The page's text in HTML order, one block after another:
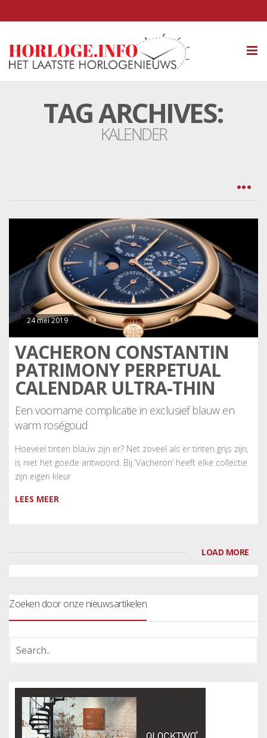
TAG ARCHIVES:
KALENDER
24 mei 2019
VACHERON CONSTANTIN
PATRIMONY PERPETUAL
CALENDAR ULTRA-THIN
Een voorname complicatie in exclusief blauw en
warm roségoud
Hoeveel tinten blauw zijn er? Net zoveel als er tinten grijs zijn,
is niet het goede antwoord. Bij ‘Vacheron’ heeft elke collectie
zijn eigen kleur
LEES MEER
LOAD MORE
Zoeken door onze nieuwsartikelen